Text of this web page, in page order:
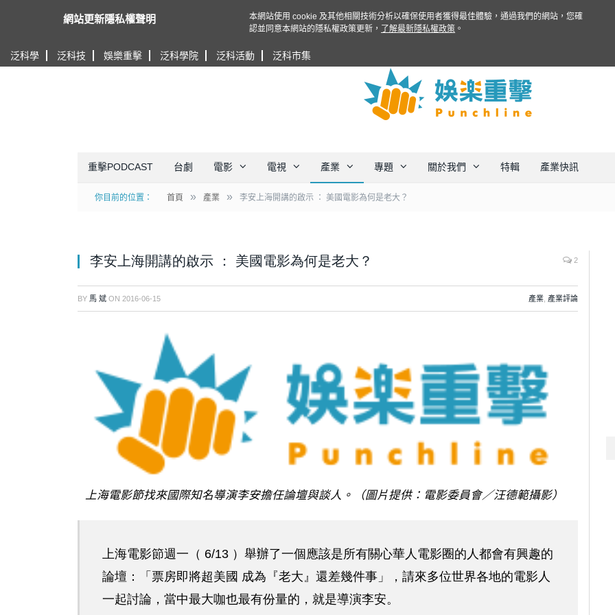
泛科學 泛科技 娛樂重擊 泛科學院 泛科活動 泛科市集
重擊PODCAST 台劇 電影 電視 產業 專題 關於我們 特輯 產業快訊
你目前的位置： 首頁 » 產業 » 李安上海開講的啟示 ： 美國電影為何是老大？
李安上海開講的啟示 ： 美國電影為何是老大？ 2
BY 馬 斌 ON 2016-06-15 產業, 產業評論
上海電影節找來國際知名導演李安擔任論壇與談人。（圖片提供：電影委員會／汪德範攝影）
上海電影節週一（ 6/13 ）舉辦了一個應該是所有關心華人電影圈的人都會有興趣的
論壇：「票房即將超美國 成為『老大』還差幾件事」，請來多位世界各地的電影人
一起討論，當中最大咖也最有份量的，就是導演李安。
網站更新隱私權聲明
本網站使用 cookie 及其他相關技術分析以確保使用者獲得最佳體驗，通過我們的網站，您確
認並同意本網站的隱私權政策更新，
了解最新隱私權政策 。